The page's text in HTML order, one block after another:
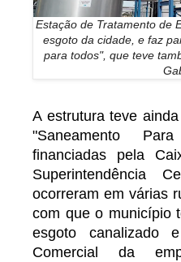
Estação de Tratamento de
esgoto da cidade, e faz
para todos", que teve
A estrutura teve
"Saneamento
financiadas pela
Superintendência
ocorreram em várias
com que o município
esgoto canalizado
Comercial da